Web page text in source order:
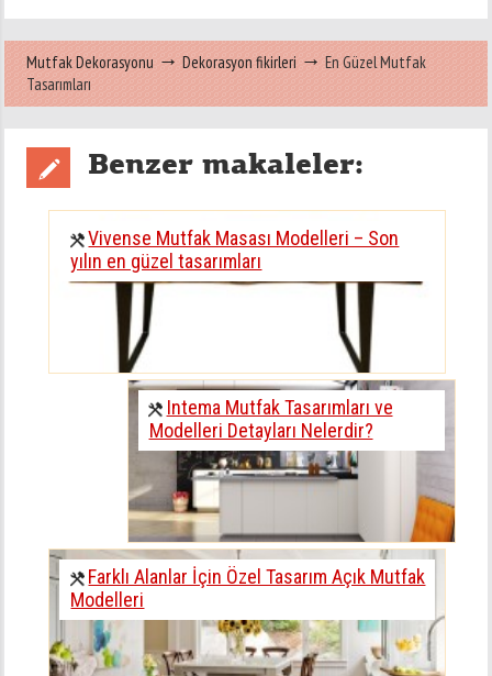
Mutfak Dekorasyonu Dekorasyon fikirleri
En Güzel Mutfak
Tasarımları
Benzer makaleler:
Vivense Mutfak Masası Modelleri – Son
yılın en güzel tasarımları
Intema Mutfak Tasarımları ve
Modelleri Detayları Nelerdir?
Farklı Alanlar İçin Özel Tasarım Açık Mutfak
Modelleri